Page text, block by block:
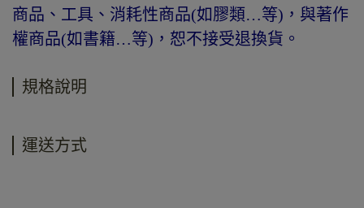
商品、工具、消耗性商品(如膠類…等)，與著作
權商品(如書籍…等)，恕不接受退換貨。
規格說明
運送方式